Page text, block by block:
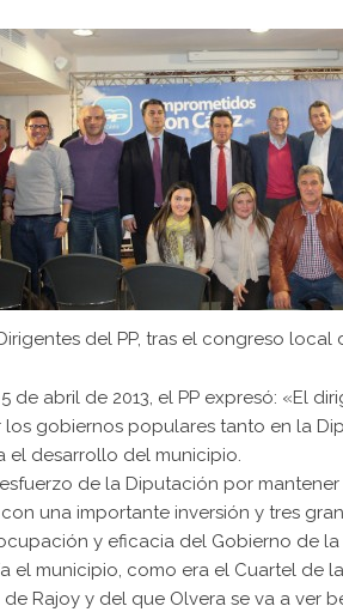
del PP, tras el congreso local
de abril de 2013, el PP expresó: «El
gobiernos populares tanto en la
el desarrollo del municipio.
de la Diputación por mantener
una importante inversión y tres
y eficacia del Gobierno de
el municipio, como era el Cuartel de
Rajoy y del que Olvera se va a ver